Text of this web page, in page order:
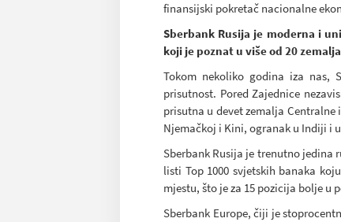
finansijski pokretač nacionalne
Sberbank Rusija je moderna i
koji je poznat u više od 20
Tokom nekoliko godina iza nas,
prisutnost. Pored Zajednice
prisutna u devet zemalja
Njemačkoj i Kini, ogranak u Indiji i
Sberbank Rusija je trenutno jedina
listi Top 1000 svjetskih banaka
mjestu, što je za 15 pozicija bolje u
Sberbank Europe, čiji je